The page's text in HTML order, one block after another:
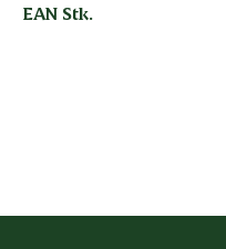
EAN Stk.